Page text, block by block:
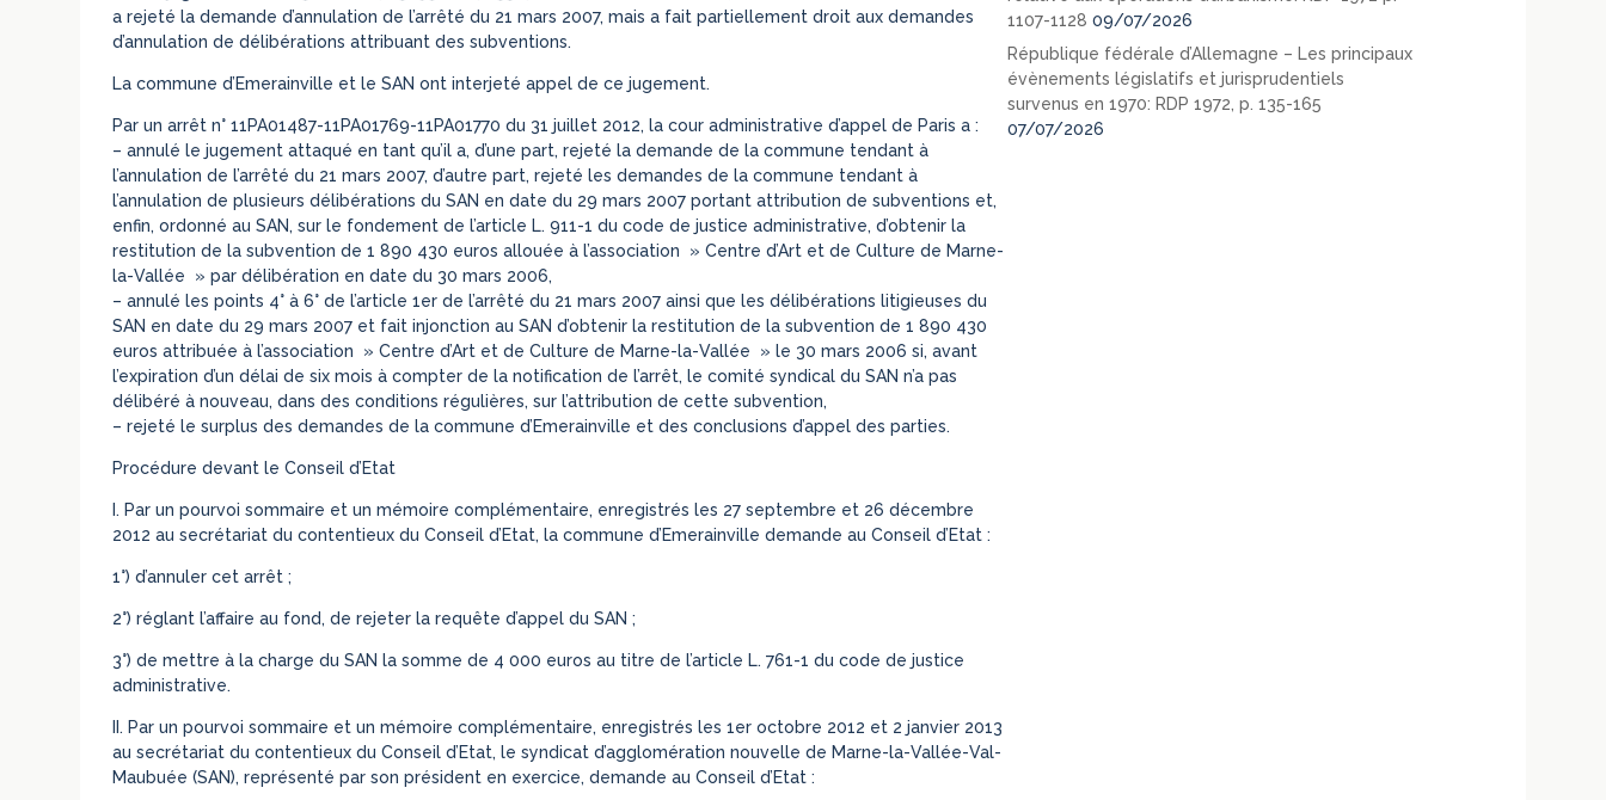
a rejeté la demande d’annulation de l’arrêté du 21 mars 2007, mais a fait partiellement droit aux demandes
d’annulation de délibérations attribuant des subventions.
La commune d’Emerainville et le SAN ont interjeté appel de ce jugement.
Par un arrêt n° 11PA01487-11PA01769-11PA01770 du 31 juillet 2012, la cour administrative d’appel de Paris a :
– annulé le jugement attaqué en tant qu’il a, d’une part, rejeté la demande de la commune tendant à
l’annulation de l’arrêté du 21 mars 2007, d’autre part, rejeté les demandes de la commune tendant à
l’annulation de plusieurs délibérations du SAN en date du 29 mars 2007 portant attribution de subventions et,
enfin, ordonné au SAN, sur le fondement de l’article L. 911-1 du code de justice administrative, d’obtenir la
restitution de la subvention de 1 890 430 euros allouée à l’association » Centre d’Art et de Culture de Marne-
la-Vallée » par délibération en date du 30 mars 2006,
– annulé les points 4° à 6° de l’article 1er de l’arrêté du 21 mars 2007 ainsi que les délibérations litigieuses du
SAN en date du 29 mars 2007 et fait injonction au SAN d’obtenir la restitution de la subvention de 1 890 430
euros attribuée à l’association » Centre d’Art et de Culture de Marne-la-Vallée » le 30 mars 2006 si, avant
l’expiration d’un délai de six mois à compter de la notification de l’arrêt, le comité syndical du SAN n’a pas
délibéré à nouveau, dans des conditions régulières, sur l’attribution de cette subvention,
– rejeté le surplus des demandes de la commune d’Emerainville et des conclusions d’appel des parties.
Procédure devant le Conseil d’Etat
I. Par un pourvoi sommaire et un mémoire complémentaire, enregistrés les 27 septembre et 26 décembre
2012 au secrétariat du contentieux du Conseil d’Etat, la commune d’Emerainville demande au Conseil d’Etat :
1°) d’annuler cet arrêt ;
2°) réglant l’affaire au fond, de rejeter la requête d’appel du SAN ;
3°) de mettre à la charge du SAN la somme de 4 000 euros au titre de l’article L. 761-1 du code de justice
administrative.
II. Par un pourvoi sommaire et un mémoire complémentaire, enregistrés les 1er octobre 2012 et 2 janvier 2013
au secrétariat du contentieux du Conseil d’Etat, le syndicat d’agglomération nouvelle de Marne-la-Vallée-Val-
Maubuée (SAN), représenté par son président en exercice, demande au Conseil d’Etat :
1107-1128 09/07/2026
République fédérale d’Allemagne – Les principaux
évènements législatifs et jurisprudentiels
survenus en 1970: RDP 1972, p. 135-165
07/07/2026